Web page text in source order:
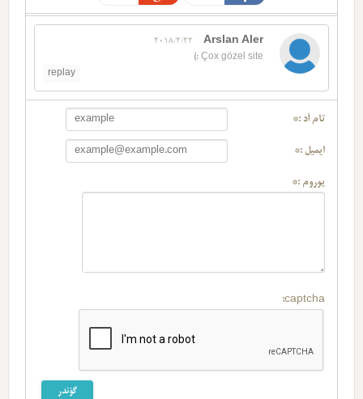
Arslan Aler
2018/2/22
Çox gözel site :)
replay
تام آد :*
ایمیل :*
یوروم :*
captcha: